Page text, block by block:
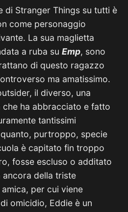
di Stranger Things su tutti è
come personaggio
La sua maglietta
a ruba su Emp, sono
di questo ragazzo
ma amatissimo.
il diverso, una
ha abbracciato e fatto
tantissimi
purtroppo, specie
è capitato fin troppo
fosse escluso o additato
ancora della triste
per cui viene
omicidio, Eddie è un